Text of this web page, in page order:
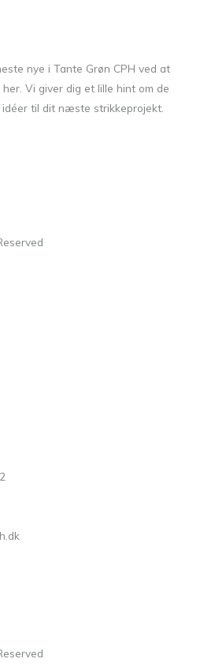
nye i Tante Grøn CPH ved at
Vi giver dig et lille hint om de
til dit næste strikkeprojekt.